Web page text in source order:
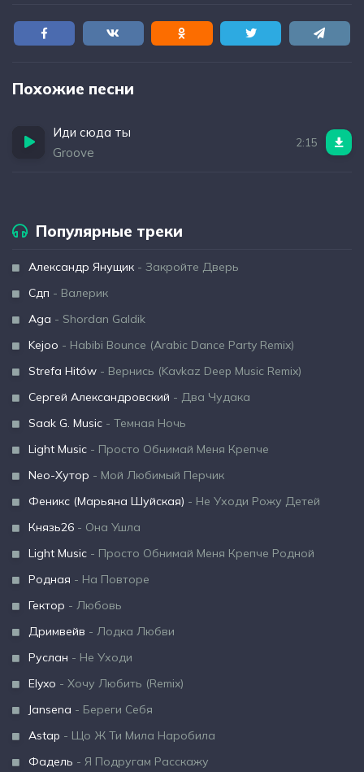
Похожие песни
Иди сюда ты
Groove
2:15
Популярные треки
Александр Янущик - Закройте Дверь
Сдп - Валерик
Aga - Shordan Galdik
Kejoo - Habibi Bounce (Arabic Dance Party Remix)
Strefa Hitów - Вернись (Kavkaz Deep Music Remix)
Сергей Александровский - Два Чудака
Saak G. Music - Темная Ночь
Light Music - Просто Обнимай Меня Крепче
Neo-Хутор - Мой Любимый Перчик
Феникс (Марьяна Шуйская) - Не Уходи Рожу Детей
Князь26 - Она Ушла
Light Music - Просто Обнимай Меня Крепче Родной
Родная - На Повторе
Гектор - Любовь
Дримвейв - Лодка Любви
Руслан - Не Уходи
Elyxo - Хочу Любить (Remix)
Jansena - Береги Себя
Astap - Що Ж Ти Мила Наробила
Фадель - Я Подругам Расскажу